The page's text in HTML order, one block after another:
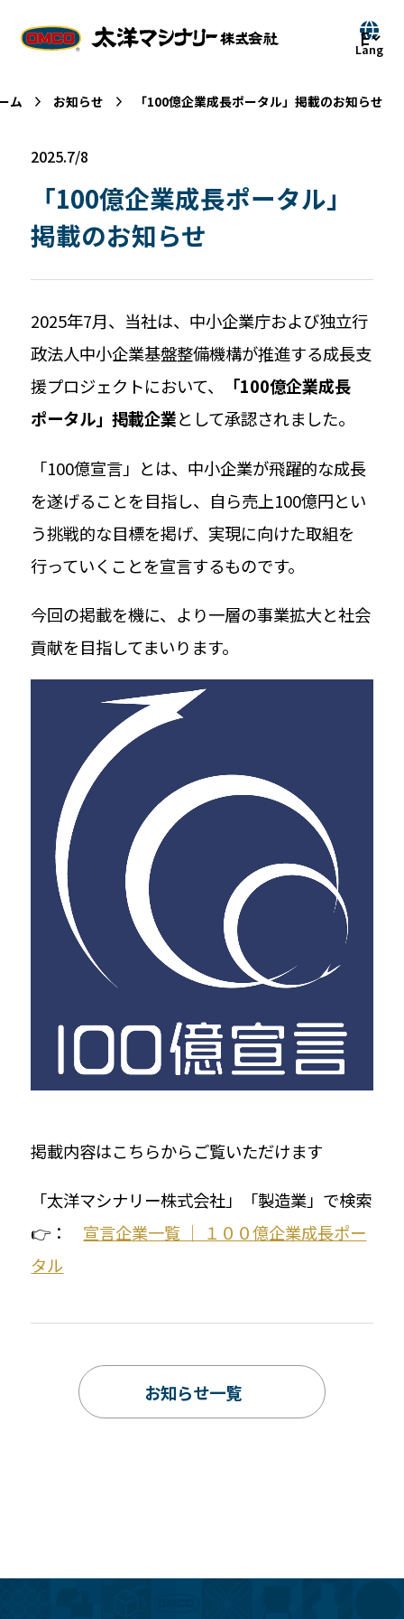
ム お知らせ 「100億企業成長ポータル」掲載のお知らせ
2025.7/8
「100億企業成長ポータル」
掲載のお知らせ
2025年7月、当社は、中小企業庁および独立行
政法人中小企業基盤整備機構が推進する成長支
援プロジェクトにおいて、
「100億企業成長
ポータル」掲載企業として承認されました。
「100億宣言」とは、中小企業が飛躍的な成長
を遂げることを目指し、自ら売上100億円とい
う挑戦的な目標を掲げ、実現に向けた取組を
行っていくことを宣言するものです。
今回の掲載を機に、より一層の事業拡大と社会
貢献を目指してまいります。
掲載内容はこちらからご覧いただけます
「太洋マシナリー株式会社」「製造業」で検索
👉： 宣言企業一覧 ｜ １００億企業成長ポー
タル
お知らせ一覧